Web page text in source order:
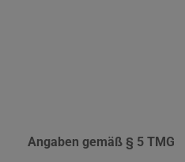
Angaben gemäß § 5 TMG